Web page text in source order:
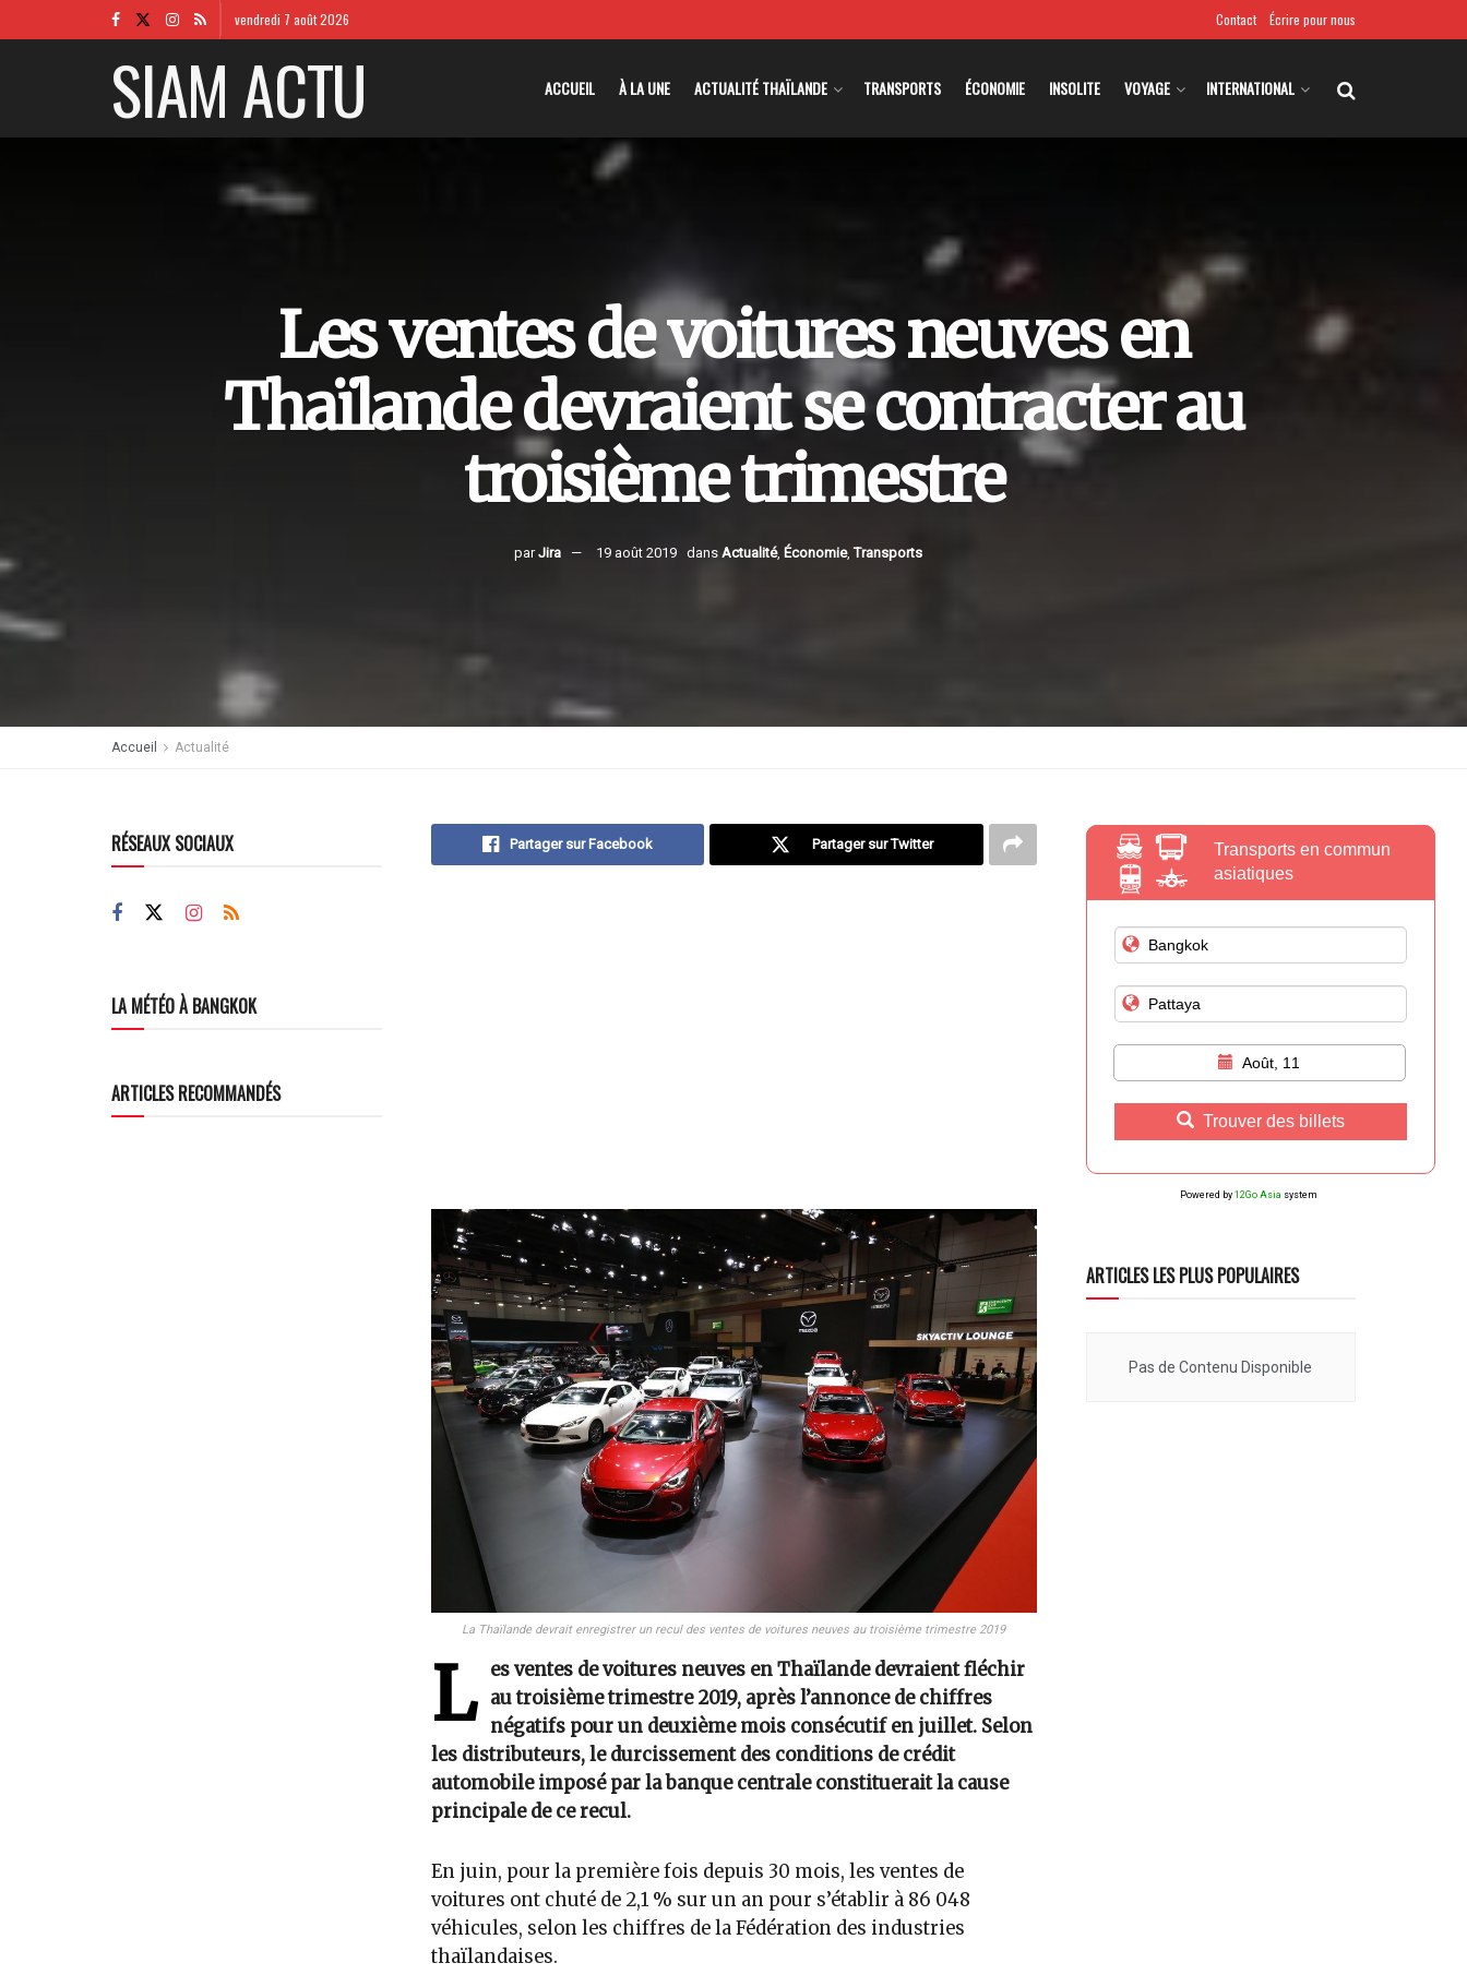
vendredi 7 août 2026 Contact Écrire pour nous
SIAM ACTU ACCUEIL À LA UNE ACTUALITÉ THAÏLANDE TRANSPORTS ÉCONOMIE INSOLITE VOYAGE INTERNATIONAL
Les ventes de voitures neuves en
Thaïlande devraient se contracter au
troisième trimestre
par Jira 19 août 2019 dans Actualité, Économie,Transports
Accueil Actualité
Partager sur Facebook Partager sur Twitter
La Thaïlande devrait enregistrer un recul des ventes de voitures neuves au troisième trimestre 2019
L
es ventes de voitures neuves en Thaïlande devraient fléchir
au troisième trimestre 2019, après l’annonce de chiffres
négatifs pour un deuxième mois consécutif en juillet. Selon
les distributeurs, le durcissement des conditions de crédit
automobile imposé par la banque centrale constituerait la cause
principale de ce recul.
En juin, pour la première fois depuis 30 mois, les ventes de
voitures ont chuté de 2,1 % sur un an pour s’établir à 86 048
véhicules, selon les chiffres de la Fédération des industries
thaïlandaises.
RÉSEAUX SOCIAUX
LA MÉTÉO À BANGKOK
ARTICLES RECOMMANDÉS
Transports en commun
asiatiques
Août, 11
Trouver des billets
Powered by 12Go Asia system
ARTICLES LES PLUS POPULAIRES
Pas de Contenu Disponible